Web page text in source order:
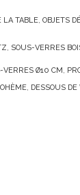
LA TABLE OBJETS
SOUS-VERRES
VERRES Ø10 CM
DESSOUS